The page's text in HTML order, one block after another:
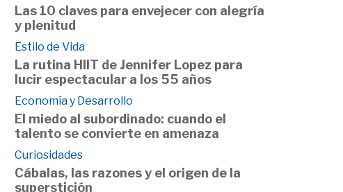
Las 10 claves para envejecer con alegría
y plenitud
Estilo de Vida
La rutina HIIT de Jennifer Lopez para
lucir espectacular a los 55 años
Economía y Desarrollo
El miedo al subordinado: cuando el
talento se convierte en amenaza
Curiosidades
Cábalas, las razones y el origen de la
superstición